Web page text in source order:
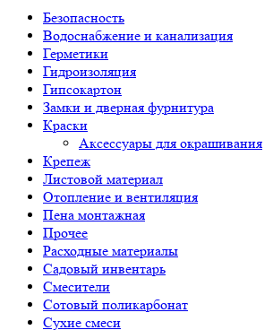
Безопасность
Водоснабжение и канализация
Герметики
Гидроизоляция
Гипсокартон
Замки и дверная фурнитура
Краски
Аксессуары для окрашивания
Крепеж
Листовой материал
Отопление и вентиляция
Пена монтажная
Прочее
Расходные материалы
Садовый инвентарь
Смесители
Сотовый поликарбонат
Сухие смеси